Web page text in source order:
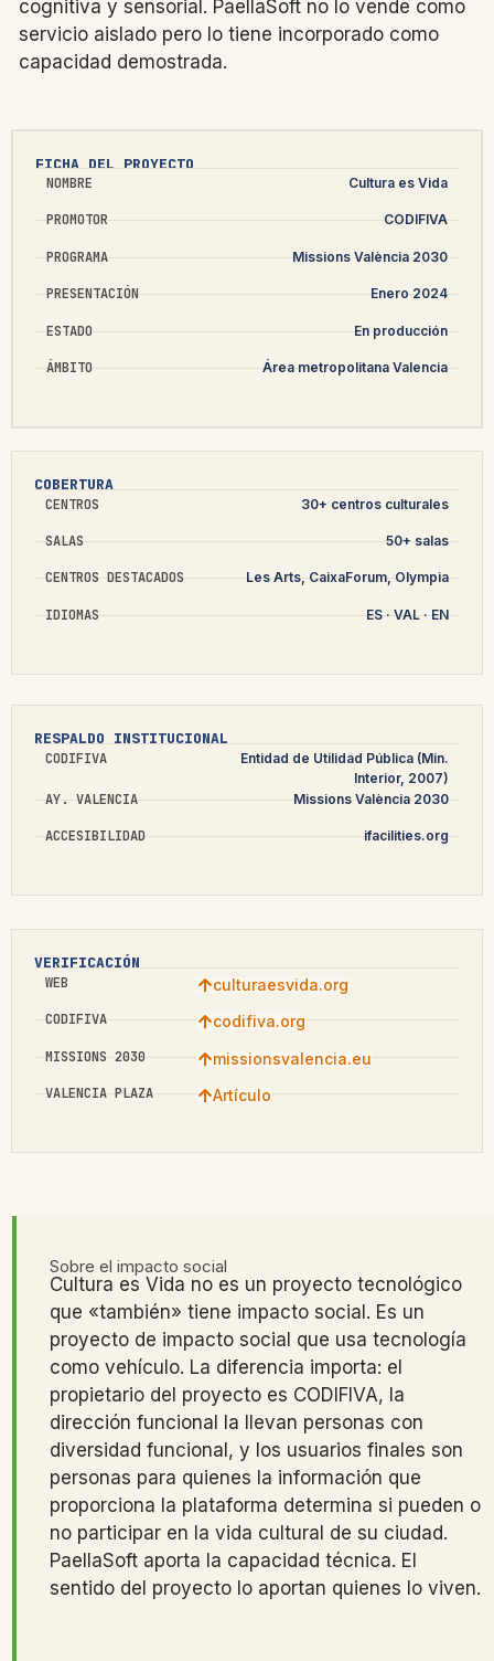
cognitiva y sensorial. PaellaSoft no lo vende como
servicio aislado pero lo tiene incorporado como
capacidad demostrada.
FICHA DEL PROYECTO
NOMBRE Cultura es Vida
PROMOTOR CODIFIVA
PROGRAMA Missions València 2030
PRESENTACIÓN Enero 2024
ESTADO En producción
ÁMBITO Área metropolitana Valencia
COBERTURA
CENTROS 30+ centros culturales
SALAS 50+ salas
CENTROS DESTACADOS Les Arts, CaixaForum, Olympia
IDIOMAS ES · VAL · EN
RESPALDO INSTITUCIONAL
CODIFIVA
Entidad de Utilidad Pública (Min.
Interior, 2007)
AY. VALENCIA Missions València 2030
ACCESIBILIDAD ifacilities.org
VERIFICACIÓN
WEB culturaesvida.org
CODIFIVA codifiva.org
MISSIONS 2030 missionsvalencia.eu
VALENCIA PLAZA Artículo
Sobre el impacto social
Cultura es Vida no es un proyecto tecnológico
que «también» tiene impacto social. Es un
proyecto de impacto social que usa tecnología
como vehículo. La diferencia importa: el
propietario del proyecto es CODIFIVA, la
dirección funcional la llevan personas con
diversidad funcional, y los usuarios finales son
personas para quienes la información que
proporciona la plataforma determina si pueden o
no participar en la vida cultural de su ciudad.
PaellaSoft aporta la capacidad técnica. El
sentido del proyecto lo aportan quienes lo viven.